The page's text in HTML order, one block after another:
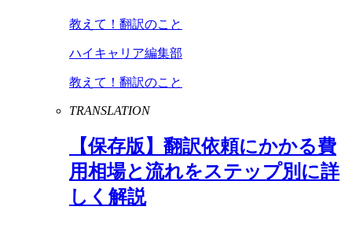
教えて！翻訳のこと
ハイキャリア編集部
教えて！翻訳のこと
TRANSLATION
【保存版】翻訳依頼にかかる費
用相場と流れをステップ別に詳
しく解説